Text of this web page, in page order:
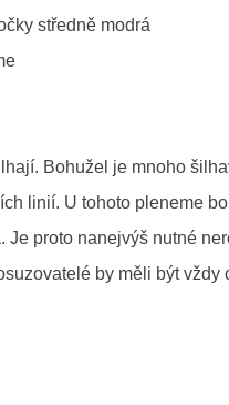
středně modrá
Bohužel je mnoho
linií. U tohoto pleneme
proto nanejvýš nutné
by měli být